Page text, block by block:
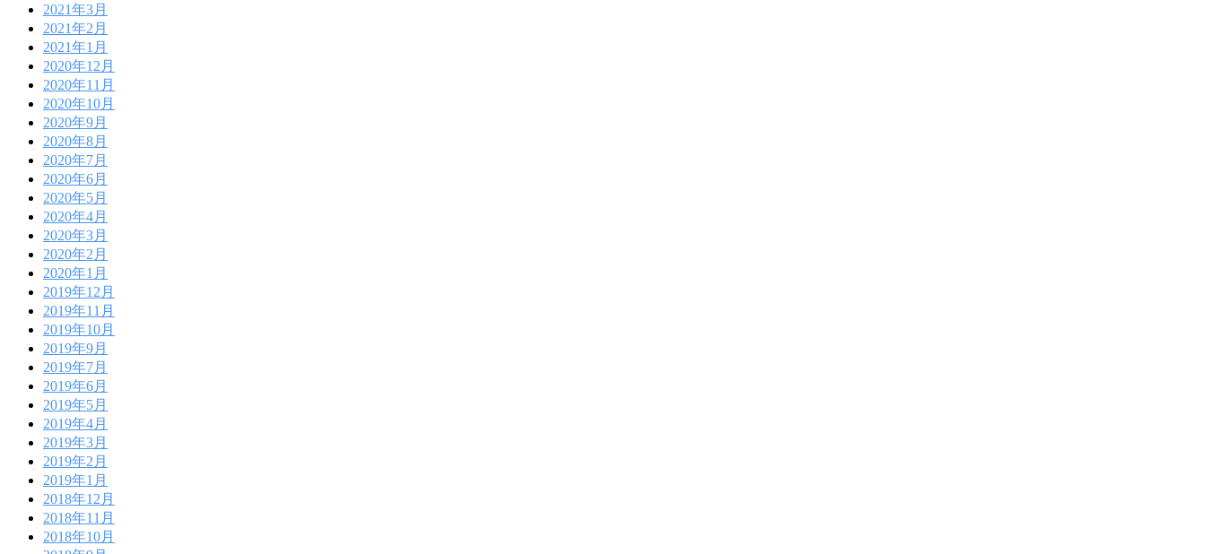
2021年3月
2021年2月
2021年1月
2020年12月
2020年11月
2020年10月
2020年9月
2020年8月
2020年7月
2020年6月
2020年5月
2020年4月
2020年3月
2020年2月
2020年1月
2019年12月
2019年11月
2019年10月
2019年9月
2019年7月
2019年6月
2019年5月
2019年4月
2019年3月
2019年2月
2019年1月
2018年12月
2018年11月
2018年10月